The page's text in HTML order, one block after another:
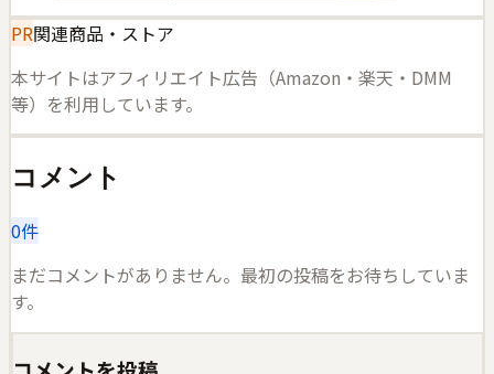
PR関連商品・ストア
本サイトはアフィリエイト広告（Amazon・楽天・DMM
等）を利用しています。
コメント
0件
まだコメントがありません。最初の投稿をお待ちしていま
す。